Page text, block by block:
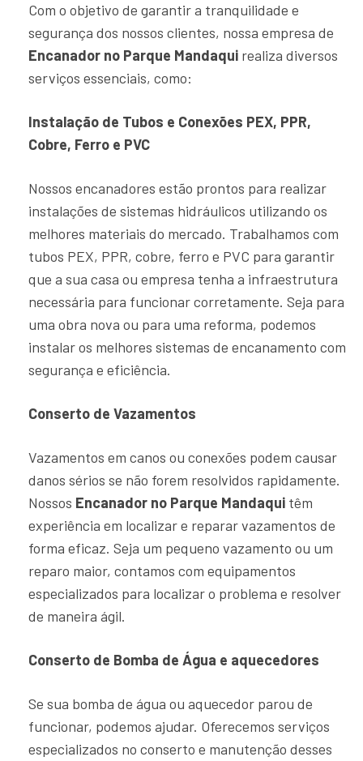
Com o objetivo de garantir a tranquilidade e
segurança dos nossos clientes, nossa empresa de
Encanador no Parque Mandaqui realiza diversos
serviços essenciais, como:
Instalação de Tubos e Conexões PEX, PPR,
Cobre, Ferro e PVC
Nossos encanadores estão prontos para realizar
instalações de sistemas hidráulicos utilizando os
melhores materiais do mercado. Trabalhamos com
tubos PEX, PPR, cobre, ferro e PVC para garantir
que a sua casa ou empresa tenha a infraestrutura
necessária para funcionar corretamente. Seja para
uma obra nova ou para uma reforma, podemos
instalar os melhores sistemas de encanamento com
segurança e eficiência.
Conserto de Vazamentos
Vazamentos em canos ou conexões podem causar
danos sérios se não forem resolvidos rapidamente.
Nossos Encanador no Parque Mandaqui têm
experiência em localizar e reparar vazamentos de
forma eficaz. Seja um pequeno vazamento ou um
reparo maior, contamos com equipamentos
especializados para localizar o problema e resolver
de maneira ágil.
Conserto de Bomba de Água e aquecedores
Se sua bomba de água ou aquecedor parou de
funcionar, podemos ajudar. Oferecemos serviços
especializados no conserto e manutenção desses